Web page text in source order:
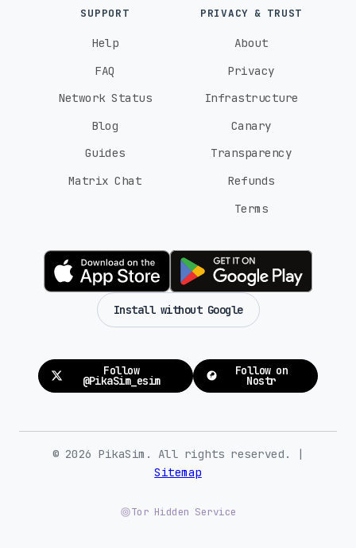
SUPPORT
Help
FAQ
Network Status
Blog
Guides
Matrix Chat
PRIVACY & TRUST
About
Privacy
Infrastructure
Canary
Transparency
Refunds
Terms
Install without Google
Follow
@PikaSim_esim
Follow on
Nostr
© 2026 PikaSim. All rights reserved. |
Sitemap
Tor Hidden Service